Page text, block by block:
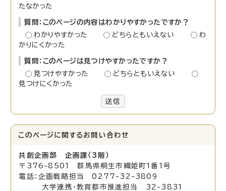
たなかった
質問：このページの内容はわかりやすかったですか？
わかりやすかった
どちらともいえない
わ
かりにくかった
質問：このページは見つけやすかったですか？
見つけやすかった
どちらともいえない
見つけにくかった
送信
このページに関する お問い合わせ
共創企画部 企画課（3階）
〒376-8501 群馬県桐生市織姫町1番1号
電話：企画戦略担当 0277-32-3809
大学連携・教育都市推進担当 32-3831